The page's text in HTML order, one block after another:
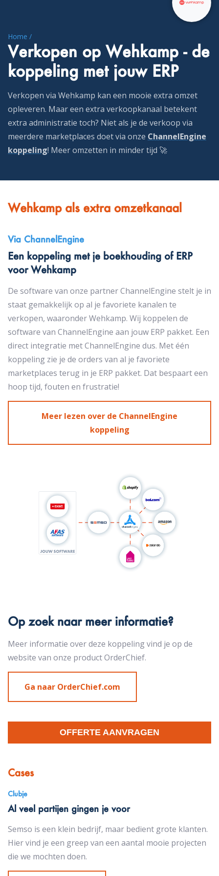
Home /
Verkopen op Wehkamp - de
koppeling met jouw ERP
Verkopen via Wehkamp kan een mooie extra omzet
opleveren. Maar een extra verkoopkanaal betekent
extra administratie toch? Niet als je de verkoop via
meerdere marketplaces doet via onze ChannelEngine
koppeling! Meer omzetten in minder tijd 🚀
Wehkamp als extra omzetkanaal
Via ChannelEngine
Een koppeling met je boekhouding of ERP
voor Wehkamp
De software van onze partner ChannelEngine stelt je in
staat gemakkelijk op al je favoriete kanalen te
verkopen, waaronder Wehkamp. Wij koppelen de
software van ChannelEngine aan jouw ERP pakket. Een
direct integratie met ChannelEngine dus. Met één
koppeling zie je de orders van al je favoriete
marketplaces terug in je ERP pakket. Dat bespaart een
hoop tijd, fouten en frustratie!
Meer lezen over de ChannelEngine
koppeling
Op zoek naar meer informatie?
Meer informatie over deze koppeling vind je op de
website van onze product OrderChief.
Ga naar OrderChief.com
OFFERTE AANVRAGEN
Cases
Clubje
Al veel partijen gingen je voor
Semso is een klein bedrijf, maar bedient grote klanten.
Hier vind je een greep van een aantal mooie projecten
die we mochten doen.